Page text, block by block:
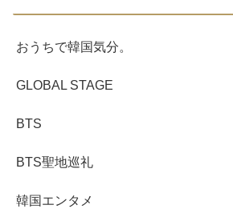
おうちで韓国気分。
GLOBAL STAGE
BTS
BTS聖地巡礼
韓国エンタメ